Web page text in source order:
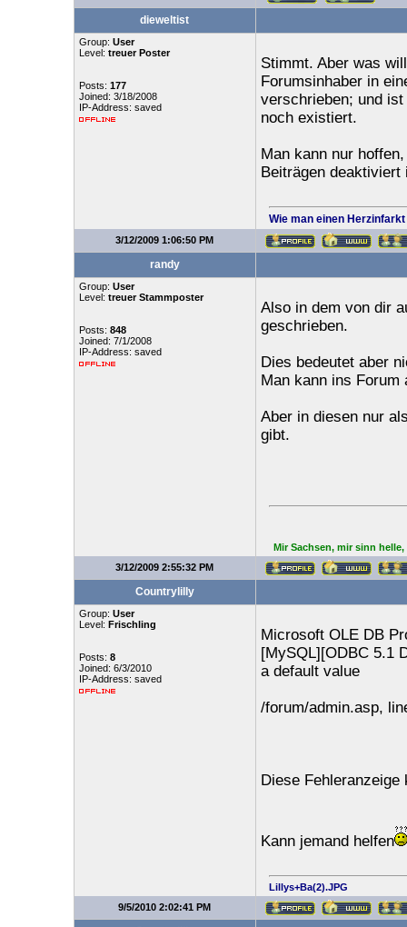
dieweltist
Group: User
Level: treuer Poster
Posts: 177
Joined: 3/18/2008
IP-Address: saved
Stimmt. Aber was
Forumsinhaber in
verschrieben; und
noch existiert.
Man kann nur
Beiträgen deaktiviert
Wie man einen
3/12/2009 1:06:50 PM
randy
Group: User
Level: treuer Stammposter
Posts: 848
Joined: 7/1/2008
IP-Address: saved
Also in dem von dir
geschrieben.
Dies bedeutet aber
Man kann ins Forum
Aber in diesen nur
gibt.
Mir Sachsen, mir sinn
3/12/2009 2:55:32 PM
Countrylilly
Group: User
Level: Frischling
Posts: 8
Joined: 6/3/2010
IP-Address: saved
Microsoft OLE DB
[MySQL][ODBC 5.1
a default value
/forum/admin.asp,
Diese
Kann jemand helfen
Lillys+Ba(2).JPG
9/5/2010 2:02:41 PM